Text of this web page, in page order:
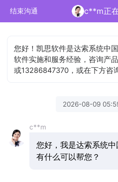
结束沟通 c**m正
您好！凯思软件是达索系统中
软件实施和服务经验，咨询产
或13286847370，或在下方咨
2026-08-09
c**m
您好，我是达索系统
有什么可以帮您？